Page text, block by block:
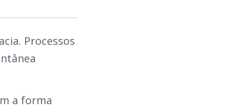
Processos
a forma